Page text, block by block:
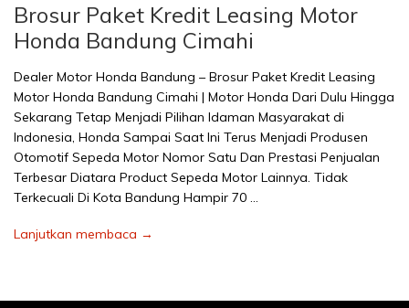
Brosur Paket Kredit Leasing Motor
Honda Bandung Cimahi
Dealer Motor Honda Bandung – Brosur Paket Kredit Leasing
Motor Honda Bandung Cimahi | Motor Honda Dari Dulu Hingga
Sekarang Tetap Menjadi Pilihan Idaman Masyarakat di
Indonesia, Honda Sampai Saat Ini Terus Menjadi Produsen
Otomotif Sepeda Motor Nomor Satu Dan Prestasi Penjualan
Terbesar Diatara Product Sepeda Motor Lainnya. Tidak
Terkecuali Di Kota Bandung Hampir 70 …
Lanjutkan membaca →